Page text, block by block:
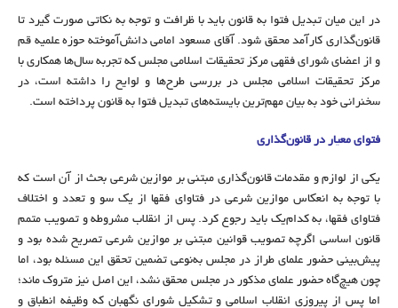
در این میان تبدیل فتوا به قانون باید با ظرافت و توجه به نکاتی صورت گیرد تا
قانون‌گذاری کارآمد محقق شود. آقای مسعود امامی دانش‌آموخته حوزه علمیه قم
و از اعضای شورای فقهی مرکز تحقیقات اسلامی مجلس که تجربه سال‌ها همکاری با
مرکز تحقیقات اسلامی مجلس در بررسی طرح‌ها و لوایح را داشته است، در
سخنرانی خود به بیان مهم‌ترین بایسته‌های تبدیل فتوا به قانون پرداخته است.
فتوای معیار در قانون‌گذاری
یکی از لوازم و مقدمات قانون‌گذاری مبتنی بر موازین شرعی بحث از آن است که
با توجه به انعکاس موازین شرعی در فتاوای فقها از یک سو و تعدد و اختلاف
فتاوای فقها، به کدام‌یک باید رجوع کرد. پس از انقلاب مشروطه و تصویب متمم
قانون اساسی اگرچه تصویب قوانین مبتنی بر موازین شرعی تصریح شده بود و
پیش‌بینی حضور علمای طراز در مجلس به‌نوعی تضمین تحقق این مسئله بود، اما
چون هیچ‌گاه حضور علمای مذکور در مجلس محقق نشد، این اصل نیز متروک ماند؛
اما پس از پیروزی انقلاب اسلامی و تشکیل شورای نگهبان که وظیفه انطباق و